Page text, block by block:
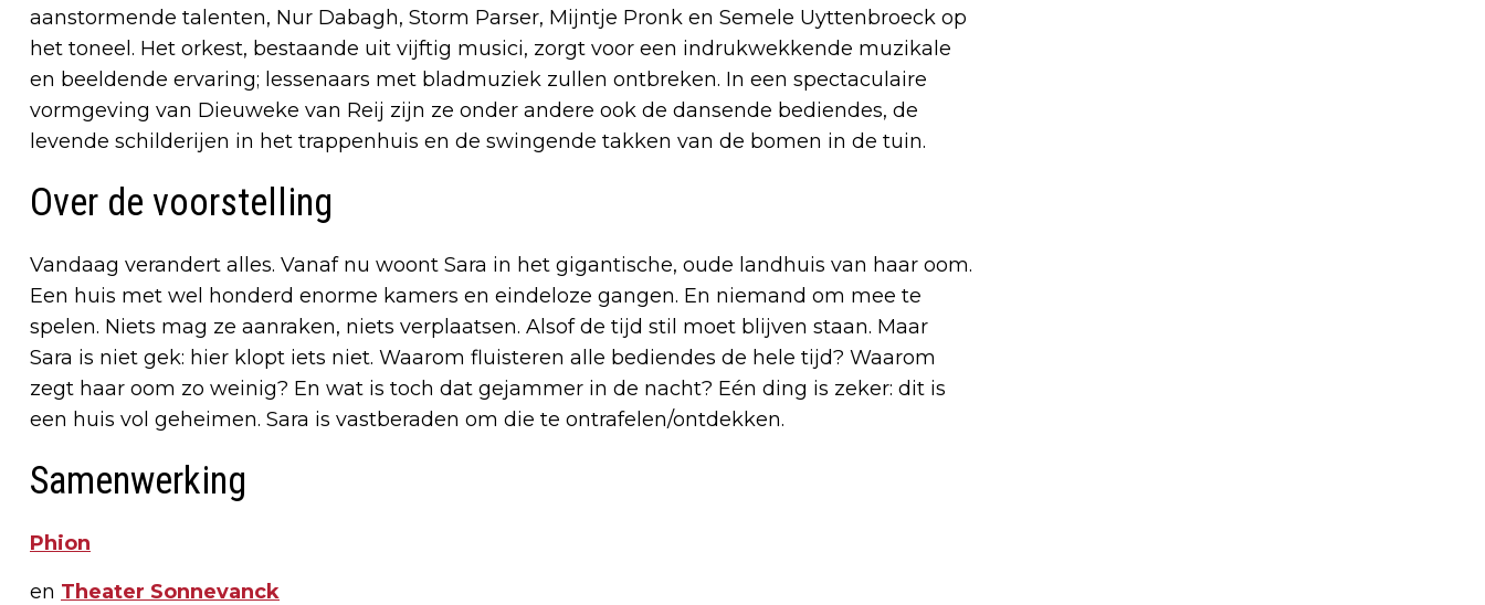
aanstormende talenten, Nur Dabagh, Storm Parser, Mijntje Pronk en Semele Uyttenbroeck op
het toneel. Het orkest, bestaande uit vijftig musici, zorgt voor een indrukwekkende muzikale
en beeldende ervaring; lessenaars met bladmuziek zullen ontbreken. In een spectaculaire
vormgeving van Dieuweke van Reij zijn ze onder andere ook de dansende bediendes, de
levende schilderijen in het trappenhuis en de swingende takken van de bomen in de tuin.
Over de voorstelling
Vandaag verandert alles. Vanaf nu woont Sara in het gigantische, oude landhuis van haar oom.
Een huis met wel honderd enorme kamers en eindeloze gangen. En niemand om mee te
spelen. Niets mag ze aanraken, niets verplaatsen. Alsof de tijd stil moet blijven staan. Maar
Sara is niet gek: hier klopt iets niet. Waarom fluisteren alle bediendes de hele tijd? Waarom
zegt haar oom zo weinig? En wat is toch dat gejammer in de nacht? Eén ding is zeker: dit is
een huis vol geheimen. Sara is vastberaden om die te ontrafelen/ontdekken.
Samenwerking
Phion
en Theater Sonnevanck